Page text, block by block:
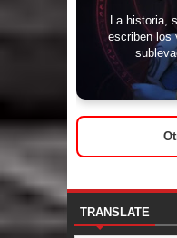
La historia,
escriben los
TRANSLATE